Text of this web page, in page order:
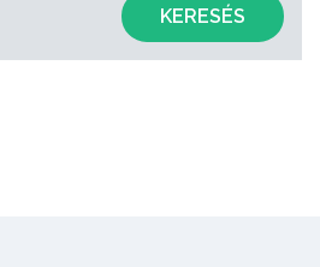
KERESÉS